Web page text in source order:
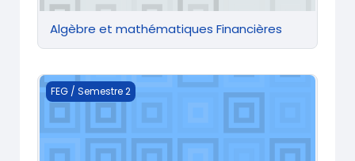
Algèbre et mathématiques Financières
Comptabilité générale 2
FEG / Semestre 2